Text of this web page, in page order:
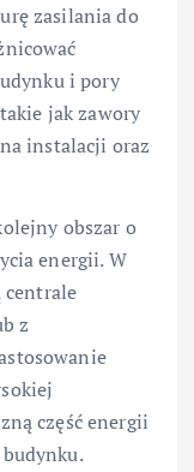
zasilania do
i pory
jak zawory
instalacji oraz
obszar o
energii. W
z
część energii